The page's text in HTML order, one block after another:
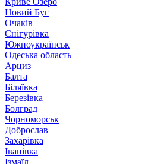
Новий Буг
Очаків
Снігурівка
Южноукраїнськ
Одеська область
Арциз
Балта
Біляївка
Березівка
Болград
Чорноморськ
Доброслав
Захарівка
Іванівка
Ізмаїл